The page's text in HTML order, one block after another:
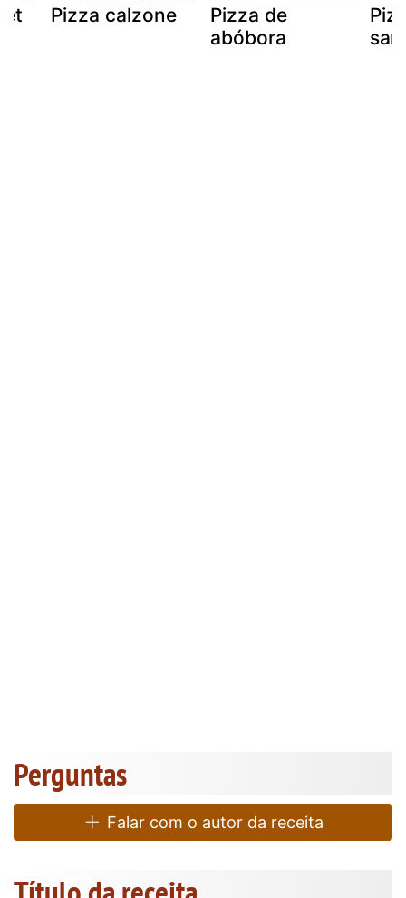
Pizza calzone
Pizza de
abóbora
Perguntas
Falar com o autor da receita